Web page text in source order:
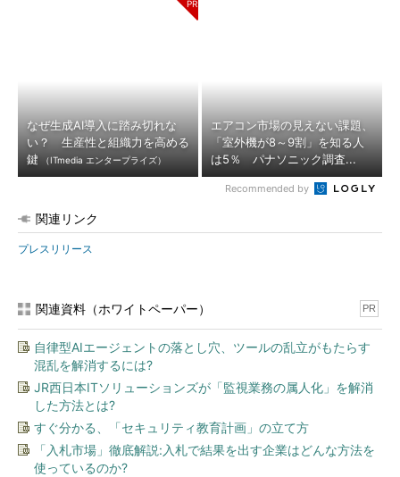
なぜ生成AI導入に踏み切れな
い？ 生産性と組織力を高める
鍵
（ITmedia エンタープライズ）
エアコン市場の見えない課題、
「室外機が8～9割」を知る人
は5％ パナソニック調査...
Recommended by
関連リンク
プレスリリース
関連資料（ホワイトペーパー） PR
自律型AIエージェントの落とし穴、ツールの乱立がもたらす
混乱を解消するには?
JR西日本ITソリューションズが「監視業務の属人化」を解消
した方法とは?
すぐ分かる、「セキュリティ教育計画」の立て方
「入札市場」徹底解説:入札で結果を出す企業はどんな方法を
使っているのか?